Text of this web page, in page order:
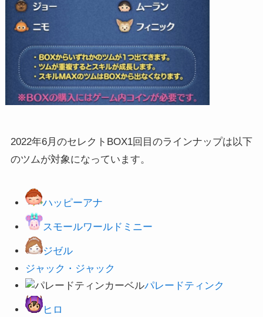
2022年6月のセレクトBOX1回目のラインナップは以下
のツムが対象になっています。
ハッピーアナ
スモールワールドミニー
ジゼル
ジャック・ジャック
パレードティンク
ヒロ